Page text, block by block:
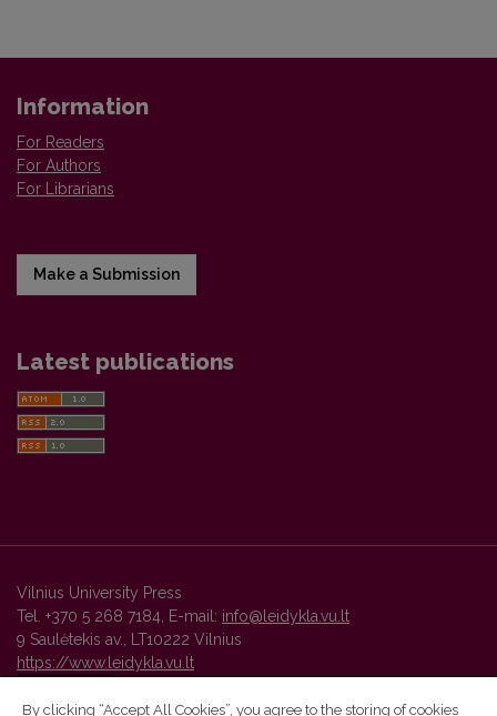
Information
For Readers
For Authors
For Librarians
Make a Submission
Latest publications
Vilnius University Press
Tel. +370 5 268 7184, E-mail: info@leidykla.vu.lt
9 Saulėtekis av., LT10222 Vilnius
https://www.leidykla.vu.lt
By clicking “Accept All Cookies”, you agree to the storing of cookies